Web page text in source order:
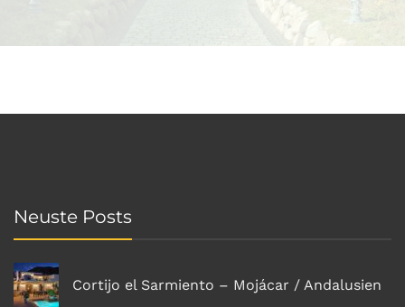
Neuste Posts
Cortijo el Sarmiento – Mojácar / Andalusien